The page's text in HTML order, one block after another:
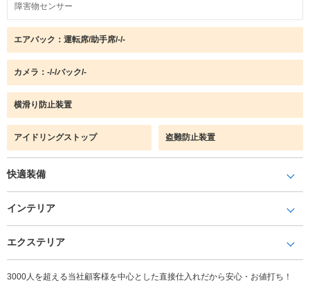
障害物センサー
エアバック：運転席/助手席/-/-
カメラ：-/-/バック/-
横滑り防止装置
アイドリングストップ 盗難防止装置
快適装備
インテリア
エクステリア
3000人を超える当社顧客様を中心とした直接仕入れだから安心・お値打ち！